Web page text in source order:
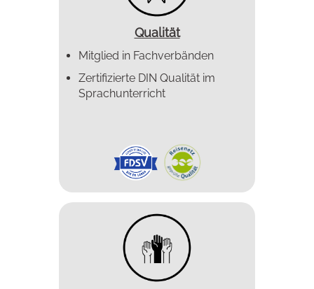
Qualität
Mitglied in Fachverbänden
Zertifizierte DIN Qualität im
Sprachunterricht